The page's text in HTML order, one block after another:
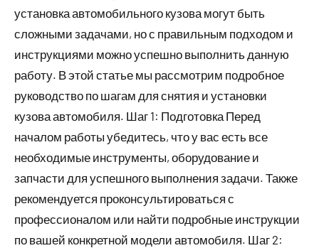
установка автомобильного кузова могут быть
сложными задачами, но с правильным подходом и
инструкциями можно успешно выполнить данную
работу. В этой статье мы рассмотрим подробное
руководство по шагам для снятия и установки
кузова автомобиля. Шаг 1: Подготовка Перед
началом работы убедитесь, что у вас есть все
необходимые инструменты, оборудование и
запчасти для успешного выполнения задачи. Также
рекомендуется проконсультироваться с
профессионалом или найти подробные инструкции
по вашей конкретной модели автомобиля. Шаг 2: